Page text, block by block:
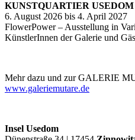
KUNSTQUARTIER USEDOM
6. August 2026 bis 4. April 2027
FlowerPower – Ausstellung in
KünstlerInnen der Galerie und
Mehr dazu und zur GALERIE
www.galeriemutare.de
Insel Usedom